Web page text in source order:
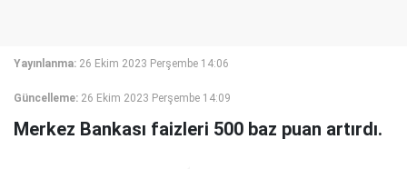
Yayınlanma: 26 Ekim 2023 Perşembe 14:06
Güncelleme: 26 Ekim 2023 Perşembe 14:09
Merkez Bankası faizleri 500 baz puan artırdı.